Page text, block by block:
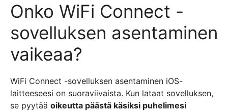
Onko WiFi Connect -
sovelluksen asentaminen
vaikeaa?
WiFi Connect -sovelluksen asentaminen iOS-
laitteeseesi on suoraviivaista. Kun lataat sovelluksen,
se pyytää oikeutta päästä käsiksi puhelimesi